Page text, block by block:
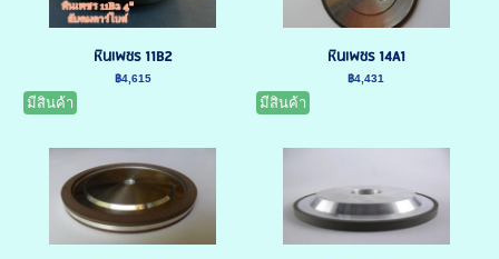
หินเพชร 11B2
฿4,615
มีสินค้า
หินเพชร 14A1
฿4,431
มีสินค้า